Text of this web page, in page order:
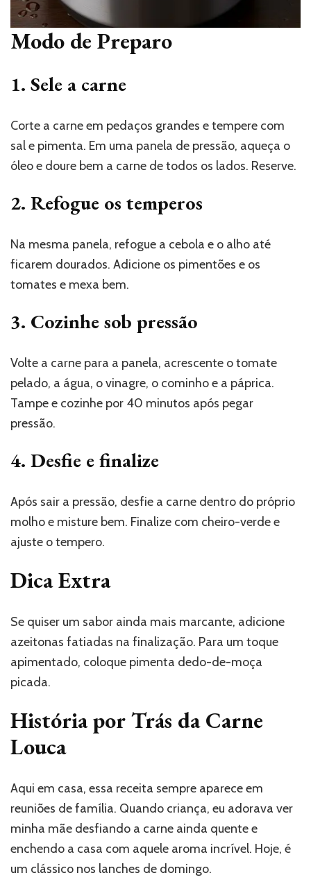
Modo de Preparo
1. Sele a carne
Corte a carne em pedaços grandes e tempere com
sal e pimenta. Em uma panela de pressão, aqueça o
óleo e doure bem a carne de todos os lados. Reserve.
2. Refogue os temperos
Na mesma panela, refogue a cebola e o alho até
ficarem dourados. Adicione os pimentões e os
tomates e mexa bem.
3. Cozinhe sob pressão
Volte a carne para a panela, acrescente o tomate
pelado, a água, o vinagre, o cominho e a páprica.
Tampe e cozinhe por 40 minutos após pegar
pressão.
4. Desfie e finalize
Após sair a pressão, desfie a carne dentro do próprio
molho e misture bem. Finalize com cheiro-verde e
ajuste o tempero.
Dica Extra
Se quiser um sabor ainda mais marcante, adicione
azeitonas fatiadas na finalização. Para um toque
apimentado, coloque pimenta dedo-de-moça
picada.
História por Trás da Carne
Louca
Aqui em casa, essa receita sempre aparece em
reuniões de família. Quando criança, eu adorava ver
minha mãe desfiando a carne ainda quente e
enchendo a casa com aquele aroma incrível. Hoje, é
um clássico nos lanches de domingo.